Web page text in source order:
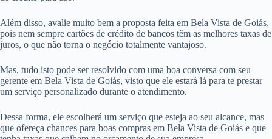
Além disso, avalie muito bem a proposta feita em Bela Vista de Goiás,
pois nem sempre cartões de crédito de bancos têm as melhores taxas de
juros, o que não torna o negócio totalmente vantajoso.
Mas, tudo isto pode ser resolvido com uma boa conversa com seu
gerente em Bela Vista de Goiás, visto que ele estará lá para te prestar
um serviço personalizado durante o atendimento.
Dessa forma, ele escolherá um serviço que esteja ao seu alcance, mas
que ofereça chances para boas compras em Bela Vista de Goiás e que